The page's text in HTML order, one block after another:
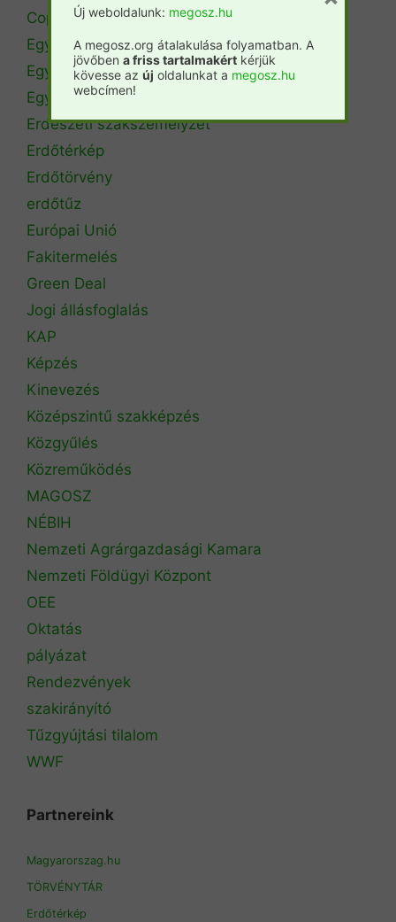
Copa Cogeca
Egyéb
Egyetemi hírek
Egyetemi szintű oktatás
Erdészeti szakszemélyzet
Erdőtérkép
Erdőtörvény
erdőtűz
Európai Unió
Fakitermelés
Green Deal
Jogi állásfoglalás
KAP
Képzés
Kinevezés
Középszintű szakképzés
Közgyűlés
Közreműködés
MAGOSZ
NÉBIH
Nemzeti Agrárgazdasági Kamara
Nemzeti Földügyi Központ
OEE
Oktatás
pályázat
Rendezvények
szakirányító
Tűzgyújtási tilalom
WWF
Partnereink
Magyarorszag.hu
TÖRVÉNYTÁR
Erdőtérkép
Új weboldalunk: megosz.hu
A megosz.org átalakulása folyamatban. A
jövőben a friss tartalmakért kérjük
kövesse az új oldalunkat a megosz.hu
webcímen!